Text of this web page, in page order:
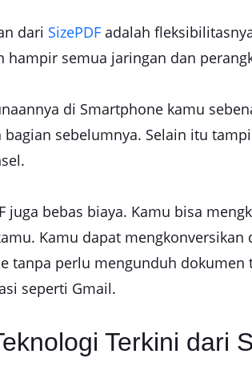
dari SizePDF adalah
hampir semua jaringan dan
di Smartphone kamu
bagian sebelumnya. Selain itu
juga bebas biaya. Kamu bisa
Kamu dapat
tanpa perlu mengunduh
seperti Gmail.
Terkini dari